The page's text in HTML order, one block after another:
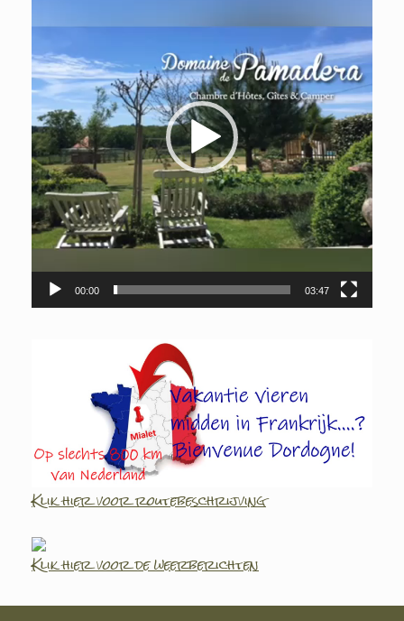
00:00 03:47
Klik hier voor routebeschrijving
Klik hier voor de weerberichten